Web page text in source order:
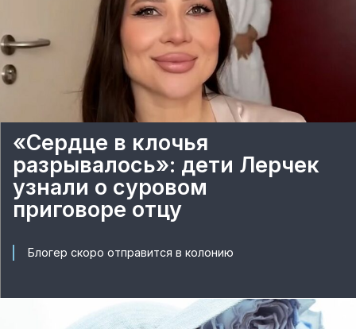
«Сердце в клочья
разрывалось»: дети Лерчек
узнали о суровом
приговоре отцу
Блогер скоро отправится в колонию